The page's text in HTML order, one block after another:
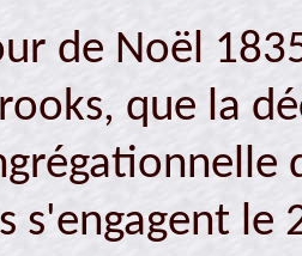
de Noël
que la
s'engagent le